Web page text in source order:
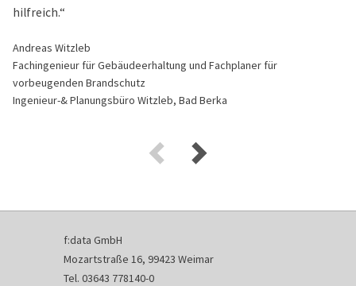
hilfreich.“
Andreas Witzleb
Fachingenieur für Gebäudeerhaltung und Fachplaner für
vorbeugenden Brandschutz
Ingenieur-& Planungsbüro Witzleb, Bad Berka
f:data GmbH
Mozartstraße 16, 99423 Weimar
Tel. 03643 778140-0